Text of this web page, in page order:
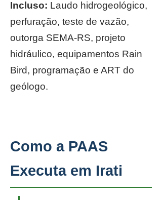
Incluso: Laudo hidrogeológico,
perfuração, teste de vazão,
outorga SEMA-RS, projeto
hidráulico, equipamentos Rain
Bird, programação e ART do
geólogo.
Como a PAAS
Executa em Irati